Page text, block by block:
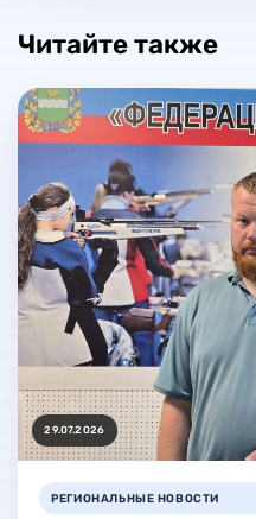
Читайте также
29.07.2026
РЕГИОНАЛЬНЫЕ НОВОСТИ